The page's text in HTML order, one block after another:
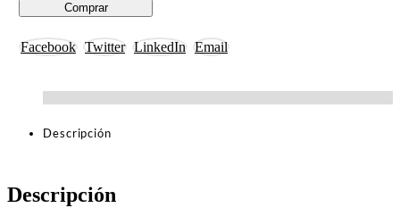
Comprar
Facebook Twitter LinkedIn Email
Descripción
Descripción